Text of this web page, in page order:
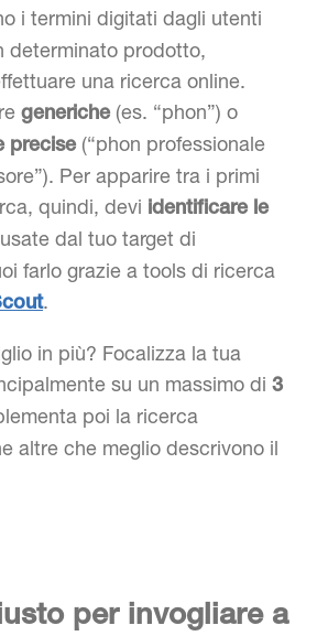
i termini digitati dagli utenti
determinato prodotto,
una ricerca online.
generiche(es. “phon”) o
precise(“phon professionale
Per apparire tra i primi
quindi, devi identificare le
dal tuo target di
farlo grazie a tools di ricerca
.
in più? Focalizza la tua
su un massimo di 3
poi la ricerca
altre che meglio descrivono il
per invogliare a